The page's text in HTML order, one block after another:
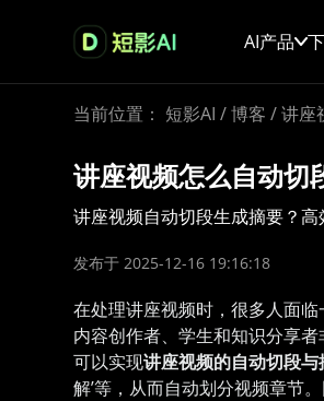
AI产品
当前位置： 短影AI /博客 /讲座
讲座视频怎么自动切
讲座视频自动切段生成摘要？
发布于 2025-12-16 19:16:18
在处理讲座视频时，很多人面
内容创作者、学生和知识分享
可以实现讲座视频的自动切段
解’等，从而自动划分视频章节